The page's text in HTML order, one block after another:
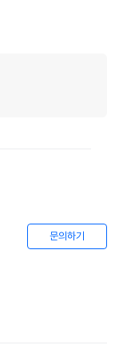
문의하기